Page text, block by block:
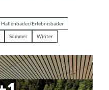
Hallenbäder/Erlebnisbäder
Sommer Winter